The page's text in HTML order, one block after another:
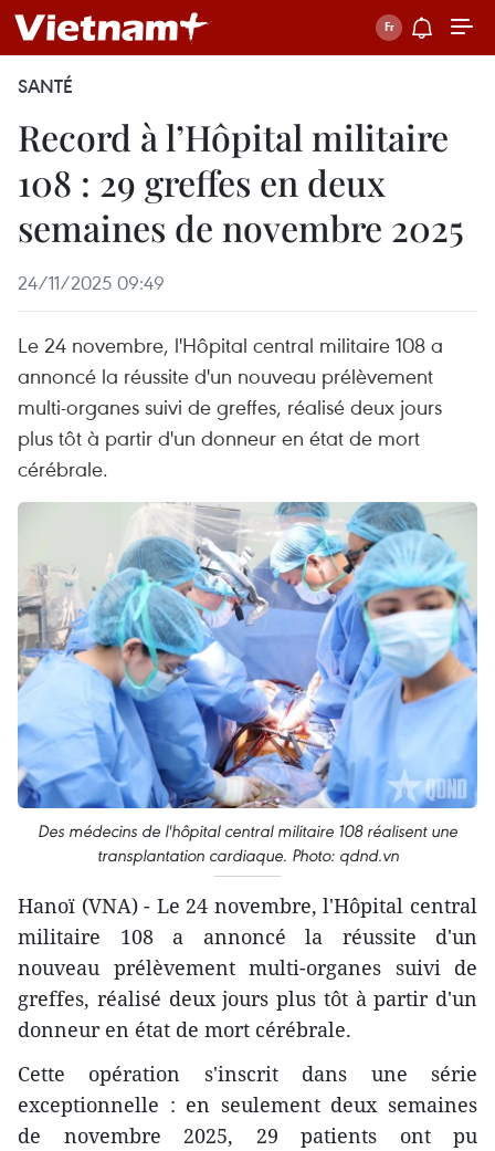
SANTÉ
Record à l’Hôpital militaire
108 : 29 greffes en deux
semaines de novembre 2025
24/11/2025 09:49
Le 24 novembre, l'Hôpital central militaire 108 a
annoncé la réussite d'un nouveau prélèvement
multi-organes suivi de greffes, réalisé deux jours
plus tôt à partir d'un donneur en état de mort
cérébrale.
Des médecins de l'hôpital central militaire 108 réalisent une
transplantation cardiaque. Photo: qdnd.vn
Hanoï (VNA) - Le 24 novembre, l'Hôpital central
militaire 108 a annoncé la réussite d'un
nouveau prélèvement multi-organes suivi de
greffes, réalisé deux jours plus tôt à partir d'un
donneur en état de mort cérébrale.
Cette opération s'inscrit dans une série
exceptionnelle : en seulement deux semaines
de novembre 2025, 29 patients ont pu